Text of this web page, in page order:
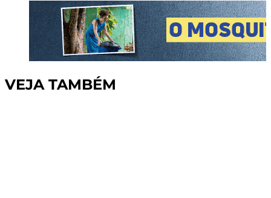
VEJA TAMBÉM